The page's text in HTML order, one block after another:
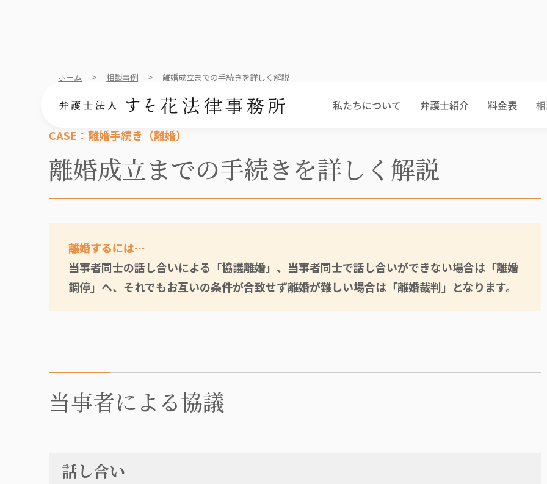
私たちについて 弁護士紹介 料金表
ホーム > 相談事例 > 離婚成立までの手続きを詳しく解説
CASE：離婚手続き（離婚）
離婚成立までの手続きを詳しく解説
離婚するには…
当事者同士の話し合いによる「協議離婚」、当事者同士で話し合いができない場合は「離婚
調停」へ、それでもお互いの条件が合致せず離婚が難しい場合は「離婚裁判」となります。
当事者による協議
話し合い